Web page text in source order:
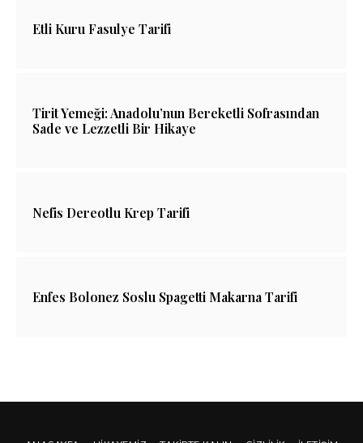
Etli Kuru Fasulye Tarifi
Tirit Yemeği: Anadolu’nun Bereketli Sofrasından
Sade ve Lezzetli Bir Hikaye
Nefis Dereotlu Krep Tarifi
Enfes Bolonez Soslu Spagetti Makarna Tarifi